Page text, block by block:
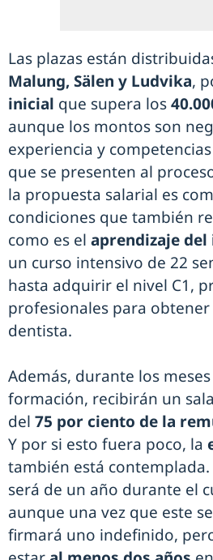
Las plazas están
Malung, Sälen y Ludvika,
inicial que supera los
aunque los montos son
experiencia y
que se presenten al
la propuesta salarial es
condiciones que también
como es el aprendizaje del
un curso intensivo de 22
hasta adquirir el nivel C1,
profesionales para obtener
dentista.
Además, durante los
formación, recibirán un
del 75 por ciento de la
Y por si esto fuera poco, la
también está
será de un año durante el
aunque una vez que este
firmará uno indefinido,